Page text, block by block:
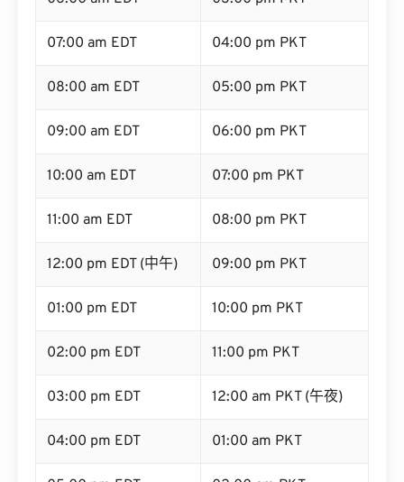
07:00 am EDT 04:00 pm PKT
08:00 am EDT 05:00 pm PKT
09:00 am EDT 06:00 pm PKT
10:00 am EDT 07:00 pm PKT
11:00 am EDT 08:00 pm PKT
12:00 pm EDT (中午) 09:00 pm PKT
01:00 pm EDT 10:00 pm PKT
02:00 pm EDT 11:00 pm PKT
03:00 pm EDT 12:00 am PKT (午夜)
04:00 pm EDT 01:00 am PKT